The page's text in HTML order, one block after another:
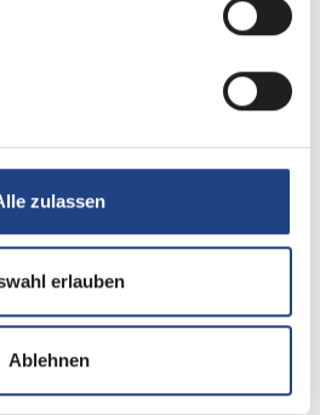
zulassen
erlauben
Ablehnen